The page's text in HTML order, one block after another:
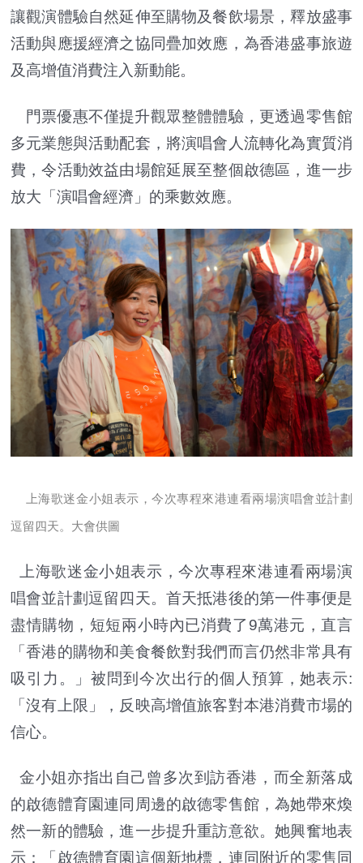
讓觀演體驗自然延伸至購物及餐飲場景，釋放盛事
活動與應援經濟之協同疊加效應，為香港盛事旅遊
及高增值消費注入新動能。
門票優惠不僅提升觀眾整體體驗，更透過零售館
多元業態與活動配套，將演唱會人流轉化為實質消
費，令活動效益由場館延展至整個啟德區，進一步
放大「演唱會經濟」的乘數效應。
上海歌迷金小姐表示，今次專程來港連看兩場演唱會並計劃
逗留四天。大會供圖
上海歌迷金小姐表示，今次專程來港連看兩場演
唱會並計劃逗留四天。首天抵港後的第一件事便是
盡情購物，短短兩小時內已消費了9萬港元，直言
「香港的購物和美食餐飲對我們而言仍然非常具有
吸引力。」被問到今次出行的個人預算，她表示:
「沒有上限」，反映高增值旅客對本港消費市場的
信心。
金小姐亦指出自己曾多次到訪香港，而全新落成
的啟德體育園連同周邊的啟德零售館，為她帶來煥
然一新的體驗，進一步提升重訪意欲。她興奮地表
示：「啟德體育園這個新地標，連同附近的零售同